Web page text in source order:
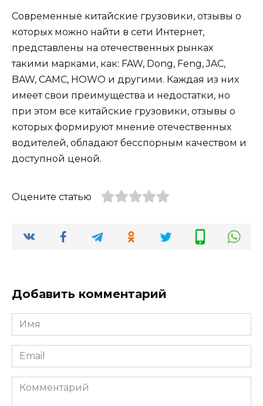
Современные китайские грузовики, отзывы о
которых можно найти в сети Интернет,
представлены на отечественных рынках
такими марками, как: FAW, Dong, Feng, JAC,
BAW, CAMC, HOWO и другими. Каждая из них
имеет свои преимущества и недостатки, но
при этом все китайские грузовики, отзывы о
которых формируют мнение отечественных
водителей, обладают бесспорным качеством и
доступной ценой.
Оцените статью
Добавить комментарий
Имя
*
Email
*
Комментарий